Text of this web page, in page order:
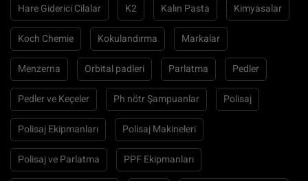
Hare Giderici Cilalar K2 Kalın Pasta Kimyasalar
Koch Chemie Kokulandırma Markalar
Menzerna Orbital padleri Parlatma Pedler
Pedler ve Keçeler Ph nötr Şampuanlar Polisaj
Polisaj Ekipmanları Polisaj Makineleri
Polisaj ve Parlatma PPF Ekipmanları